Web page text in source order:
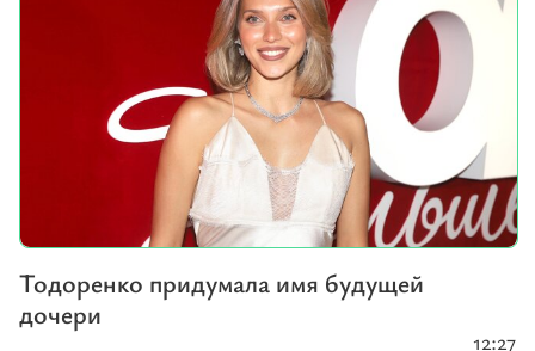
Тодоренко придумала имя будущей
дочери
12:27